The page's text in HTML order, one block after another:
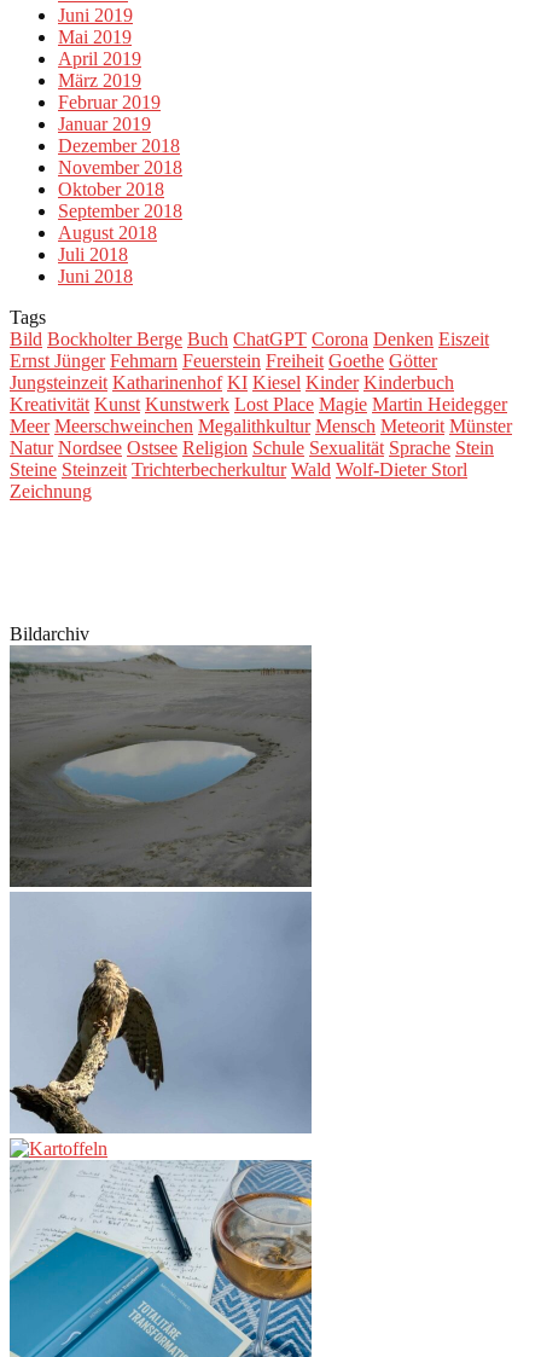
Juni 2019
Mai 2019
April 2019
März 2019
Februar 2019
Januar 2019
Dezember 2018
November 2018
Oktober 2018
September 2018
August 2018
Juli 2018
Juni 2018
Tags
Bild Bockholter Berge Buch ChatGPT Corona Denken Eiszeit
Ernst Jünger Fehmarn Feuerstein Freiheit Goethe Götter
Jungsteinzeit Katharinenhof KI Kiesel Kinder Kinderbuch
Kreativität Kunst Kunstwerk Lost Place Magie Martin Heidegger
Meer Meerschweinchen Megalithkultur Mensch Meteorit Münster
Natur Nordsee Ostsee Religion Schule Sexualität Sprache Stein
Steine Steinzeit Trichterbecherkultur Wald Wolf-Dieter Storl
Zeichnung
Bildarchiv